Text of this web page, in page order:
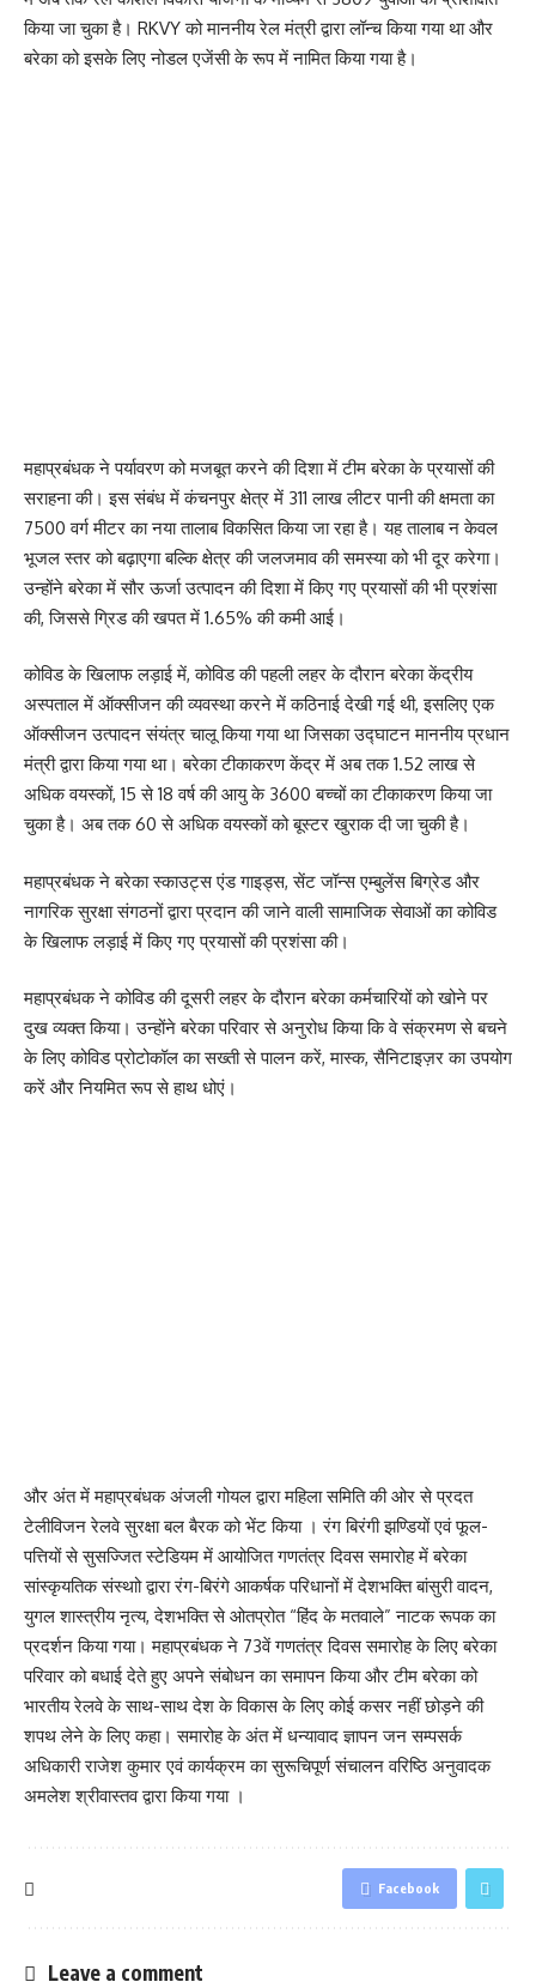
किया जा चुका है। RKVY को माननीय रेल मंत्री द्वारा लॉन्च किया गया था और
बरेका को इसके लिए नोडल एजेंसी के रूप में नामित किया गया है।
महाप्रबंधक ने पर्यावरण को मजबूत करने की दिशा में टीम बरेका के प्रयासों की
सराहना की। इस संबंध में कंचनपुर क्षेत्र में 311 लाख लीटर पानी की क्षमता का
7500 वर्ग मीटर का नया तालाब विकसित किया जा रहा है। यह तालाब न केवल
भूजल स्तर को बढ़ाएगा बल्कि क्षेत्र की जलजमाव की समस्या को भी दूर करेगा।
उन्होंने बरेका में सौर ऊर्जा उत्पादन की दिशा में किए गए प्रयासों की भी प्रशंसा
की, जिससे ग्रिड की खपत में 1.65% की कमी आई।
कोविड के खिलाफ लड़ाई में, कोविड की पहली लहर के दौरान बरेका केंद्रीय
अस्पताल में ऑक्सीजन की व्यवस्था करने में कठिनाई देखी गई थी, इसलिए एक
ऑक्सीजन उत्पादन संयंत्र चालू किया गया था जिसका उद्घाटन माननीय प्रधान
मंत्री द्वारा किया गया था। बरेका टीकाकरण केंद्र में अब तक 1.52 लाख से
अधिक वयस्कों, 15 से 18 वर्ष की आयु के 3600 बच्चों का टीकाकरण किया जा
चुका है। अब तक 60 से अधिक वयस्कों को बूस्टर खुराक दी जा चुकी है।
महाप्रबंधक ने बरेका स्काउट्स एंड गाइड्स, सेंट जॉन्स एम्बुलेंस बिग्रेड और
नागरिक सुरक्षा संगठनों द्वारा प्रदान की जाने वाली सामाजिक सेवाओं का कोविड
के खिलाफ लड़ाई में किए गए प्रयासों की प्रशंसा की।
महाप्रबंधक ने कोविड की दूसरी लहर के दौरान बरेका कर्मचारियों को खोने पर
दुख व्यक्त किया। उन्होंने बरेका परिवार से अनुरोध किया कि वे संक्रमण से बचने
के लिए कोविड प्रोटोकॉल का सख्ती से पालन करें, मास्क, सैनिटाइज़र का उपयोग
करें और नियमित रूप से हाथ धोएं।
और अंत में महाप्रबंधक अंजली गोयल द्वारा महिला समिति की ओर से प्रदत
टेलीविजन रेलवे सुरक्षा बल बैरक को भेंट किया । रंग बिरंगी झण्डियों एवं फूल-
पत्तियों से सुसज्जित स्टेडियम में आयोजित गणतंत्र दिवस समारोह में बरेका
सांस्कृयतिक संस्थाो द्वारा रंग-बिरंगे आकर्षक परिधानों में देशभक्ति बांसुरी वादन,
युगल शास्त्रीय नृत्य, देशभक्ति से ओतप्रोत “हिंद के मतवाले” नाटक रूपक का
प्रदर्शन किया गया। महाप्रबंधक ने 73वें गणतंत्र दिवस समारोह के लिए बरेका
परिवार को बधाई देते हुए अपने संबोधन का समापन किया और टीम बरेका को
भारतीय रेलवे के साथ-साथ देश के विकास के लिए कोई कसर नहीं छोड़ने की
शपथ लेने के लिए कहा। समारोह के अंत में धन्यावाद ज्ञापन जन सम्पसर्क
अधिकारी राजेश कुमार एवं कार्यक्रम का सुरूचिपूर्ण संचालन वरिष्ठि अनुवादक
अमलेश श्रीवास्तव द्वारा किया गया ।
Facebook
Leave a comment